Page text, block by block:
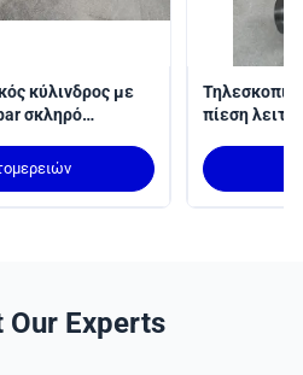
κύλινδρος με
σκληρό
πίεση
βραχίων
Our Experts